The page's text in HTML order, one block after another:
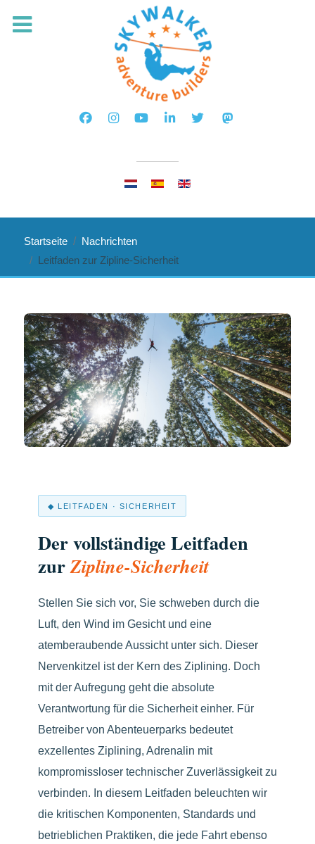
Startseite
Nachrichten
Leitfaden zur Zipline-Sicherheit
◆ LEITFADEN · SICHERHEIT
Der vollständige Leitfaden
zurZipline-Sicherheit
Stellen Sie sich vor, Sie schweben durch die
Luft, den Wind im Gesicht und eine
atemberaubende Aussicht unter sich. Dieser
Nervenkitzel ist der Kern des Ziplining. Doch
mit der Aufregung geht die absolute
Verantwortung für die Sicherheit einher. Für
Betreiber von Abenteuerparks bedeutet
exzellentes Ziplining, Adrenalin mit
kompromissloser technischer Zuverlässigkeit zu
verbinden. In diesem Leitfaden beleuchten wir
die kritischen Komponenten, Standards und
betrieblichen Praktiken, die jede Fahrt ebenso